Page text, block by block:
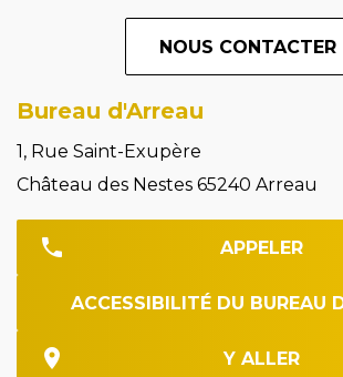
NOUS CONTACTER
Bureau d'Arreau
1, Rue Saint-Exupère
Château des Nestes 65240 Arreau
APPELER
ACCESSIBILITÉ DU BUREAU
Y ALLER